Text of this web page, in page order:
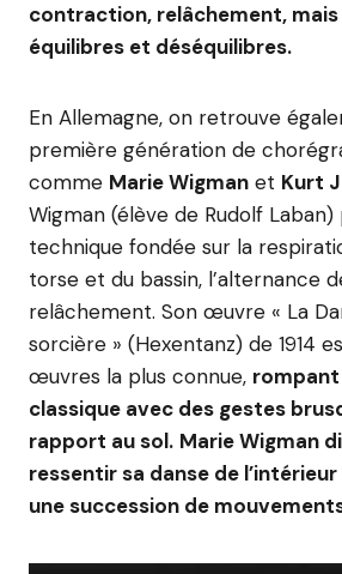
contraction, relâchement, mais
équilibres et déséquilibres.
En Allemagne, on retrouve
première génération de
comme Marie Wigman et Kurt
Wigman (élève de Rudolf
technique fondée sur la
torse et du bassin, l’alternance
relâchement. Son œuvre « La
sorcière » (Hexentanz) de 1914
œuvres la plus connue,
classique avec des gestes
rapport au sol. Marie Wigman
ressentir sa danse de
une succession de